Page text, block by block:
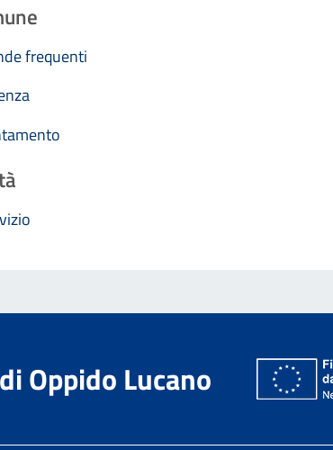
frequenti
Oppido Lucano